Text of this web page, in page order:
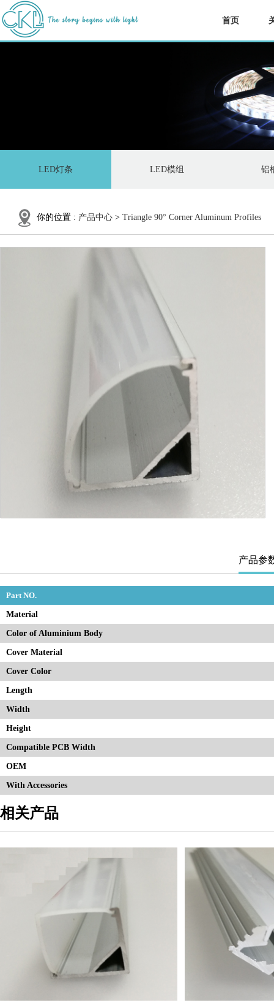
首页
LED灯条 LED模组 铝
你的位置 : 产品中心 > Triangle 90° Corner Aluminum Profiles
产品参
Part NO.
Material
Color of Aluminium Body
Cover Material
Cover Color
Length
Width
Height
Compatible PCB Width
OEM
With Accessories
相关产品